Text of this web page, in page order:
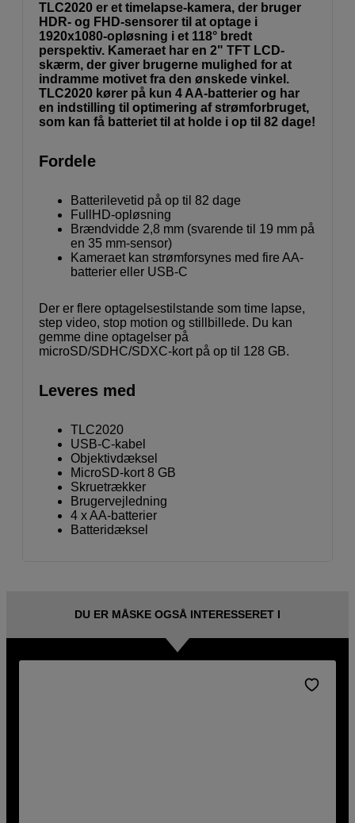
TLC2020 er et timelapse-kamera, der bruger
HDR- og FHD-sensorer til at optage i
1920x1080-opløsning i et 118° bredt
perspektiv. Kameraet har en 2" TFT LCD-
skærm, der giver brugerne mulighed for at
indramme motivet fra den ønskede vinkel.
TLC2020 kører på kun 4 AA-batterier og har
en indstilling til optimering af strømforbruget,
som kan få batteriet til at holde i op til 82 dage!
Fordele
Batterilevetid på op til 82 dage
FullHD-opløsning
Brændvidde 2,8 mm (svarende til 19 mm på
en 35 mm-sensor)
Kameraet kan strømforsynes med fire AA-
batterier eller USB-C
Der er flere optagelsestilstande som time lapse,
step video, stop motion og stillbillede. Du kan
gemme dine optagelser på
microSD/SDHC/SDXC-kort på op til 128 GB.
Leveres med
TLC2020
USB-C-kabel
Objektivdæksel
MicroSD-kort 8 GB
Skruetrækker
Brugervejledning
4 x AA-batterier
Batteridæksel
DU ER MÅSKE OGSÅ INTERESSERET I